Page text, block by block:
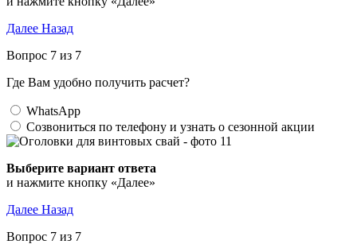
Далее Назад
Вопрос 7 из 7
Где Вам удобно получить расчет?
WhatsApp
Созвониться по телефону и узнать о сезонной акции
Выберите вариант ответа
и нажмите кнопку «Далее»
Далее Назад
Вопрос 7 из 7